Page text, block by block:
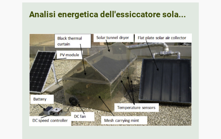
Analisi energetica dell'essiccatore sola...